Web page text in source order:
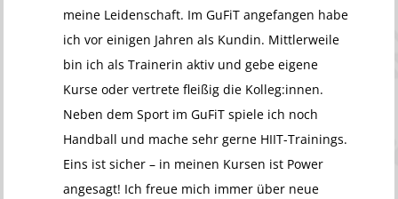
meine Leidenschaft. Im GuFiT angefangen habe
ich vor einigen Jahren als Kundin. Mittlerweile
bin ich als Trainerin aktiv und gebe eigene
Kurse oder vertrete fleißig die Kolleg:innen.
Neben dem Sport im GuFiT spiele ich noch
Handball und mache sehr gerne HIIT-Trainings.
Eins ist sicher – in meinen Kursen ist Power
angesagt! Ich freue mich immer über neue